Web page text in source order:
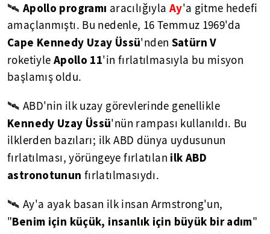
🛰 Apollo programı aracılığıyla Ay'a gitme hedefi
amaçlanmıştı. Bu nedenle, 16 Temmuz 1969'da
Cape Kennedy Uzay Üssü'nden Satürn V
roketiyle Apollo 11'in fırlatılmasıyla bu misyon
başlamış oldu.
🛰 ABD'nin ilk uzay görevlerinde genellikle
Kennedy Uzay Üssü'nün rampası kullanıldı. Bu
ilklerden bazıları; ilk ABD dünya uydusunun
fırlatılması, yörüngeye fırlatılan ilk ABD
astronotunun fırlatılmasıydı.
🛰 Ay'a ayak basan ilk insan Armstrong'un,
"Benim için küçük, insanlık için büyük bir adım"